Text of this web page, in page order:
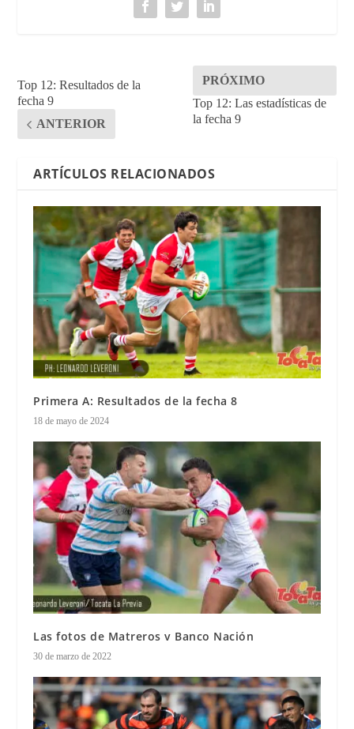
Top 12: Resultados de la
fecha 9
ANTERIOR
PRÓXIMO
Top 12: Las estadísticas de
la fecha 9
ARTÍCULOS RELACIONADOS
Primera A: Resultados de la fecha 8
18 de mayo de 2024
Las fotos de Matreros v Banco Nación
30 de marzo de 2022